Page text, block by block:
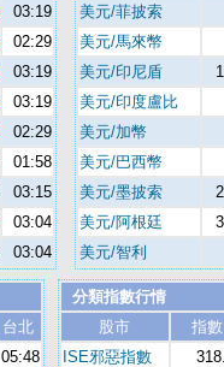
03:19
02:29
03:19
03:19
02:29
01:58
03:15
03:04
03:04
美元/菲披索
美元/馬來幣
美元/印尼盾
美元/印度盧比
美元/加幣
美元/巴西幣
美元/墨披索
美元/阿根廷
美元/智利
台北
05:48
分類指數行情
股市
指數
ISE邪惡指數